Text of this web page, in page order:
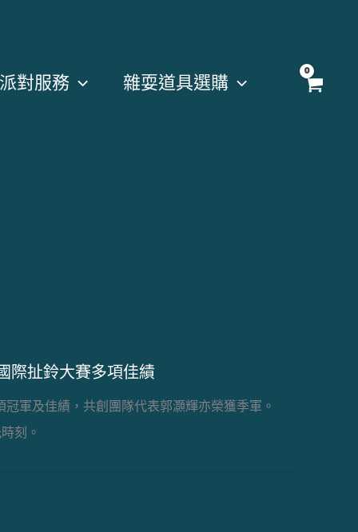
對服務 雜耍道具選購
際扯鈴大賽多項佳績
軍及佳績，共創團隊代表郭灝輝亦榮獲季軍。
刻。